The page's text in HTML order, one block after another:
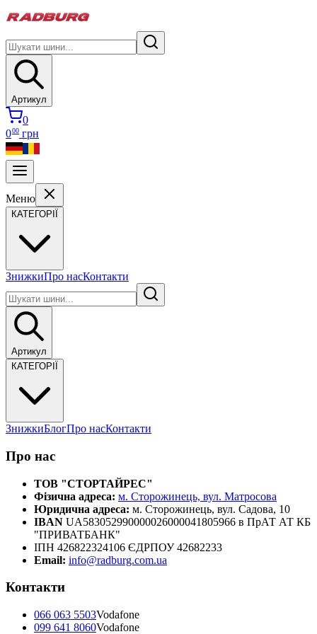
Артикул
0
000 грн
Меню
КАТЕГОРІЇ
ЗнижкиПро насКонтакти
Артикул
КАТЕГОРІЇ
ЗнижкиБлогПро насКонтакти
Про нас
ТОВ "СТОРТАЙРЕС"
Фізична адреса: м. Сторожинець, вул. Матросова
Юридична адреса: м. Сторожинець, вул. Садова, 10
IBAN UA583052990000026000041805966 в ПрАТ АТ КБ
"ПРИВАТБАНК"
ІПН 426822324106 ЄДРПОУ 42682233
Email: info@radburg.com.ua
Контакти
066 063 5503Vodafone
099 641 8060Vodafone